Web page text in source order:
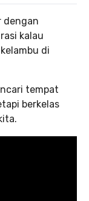
dengan
kalau
di
tempat
berkelas